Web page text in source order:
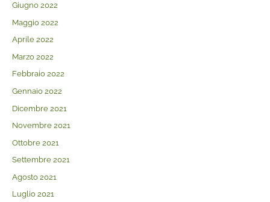
Giugno 2022
Maggio 2022
Aprile 2022
Marzo 2022
Febbraio 2022
Gennaio 2022
Dicembre 2021
Novembre 2021
Ottobre 2021
Settembre 2021
Agosto 2021
Luglio 2021